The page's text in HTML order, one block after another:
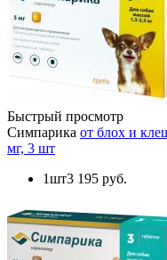
Быстрый просмотр
Симпарика от блох и
мг, 3 шт
1шт3 195 руб.